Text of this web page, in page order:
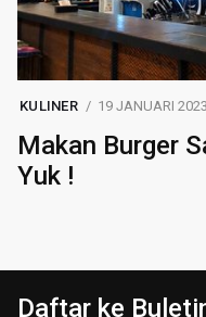
KULINER 19 JANUARI 2023
Makan Burger
Yuk !
Daftar ke